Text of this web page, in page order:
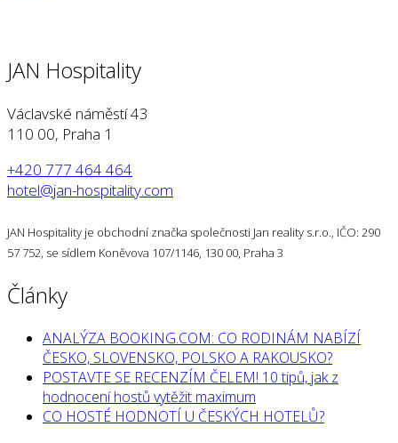
JAN Hospitality
Václavské náměstí 43
110 00, Praha 1
+420 777 464 464
hotel@jan-hospitality.com
JAN Hospitality je obchodní značka společnosti Jan reality s.r.o., IČO: 290
57 752, se sídlem Koněvova 107/1146, 130 00, Praha 3
Články
ANALÝZA BOOKING.COM: CO RODINÁM NABÍZÍ
ČESKO, SLOVENSKO, POLSKO A RAKOUSKO?
POSTAVTE SE RECENZÍM ČELEM! 10 tipů, jak z
hodnocení hostů vytěžit maximum
CO HOSTÉ HODNOTÍ U ČESKÝCH HOTELŮ?